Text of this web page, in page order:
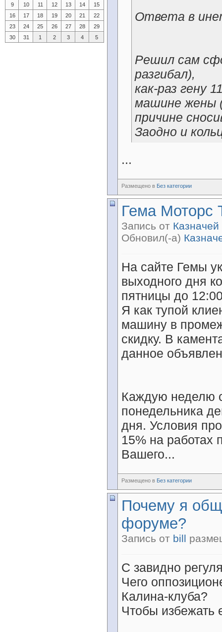
Ответа в
Решил сам
разгибал),
как-раз гену
машине жены
причине
Заодно и
...
Размещено в Без категории
Гема Моторс
Запись от Казначей
Обновил(-а)
На сайте Гемы
выходного дня
пятницы до
Я как тупой
машину в
скидку. В
данное
Каждую неделю
понедельника
дня. Условия
15% на работах
Вашего...
Размещено в Без категории
Почему я
форуме?
Запись от bill
С завидно
Чего
Калина-клуба?
Чтобы избежать
9
10 11 12 13 14
15
16
17 18 19 20 21
22
23
24 25 26 27 28
29
30
31 1 2 3 4 5